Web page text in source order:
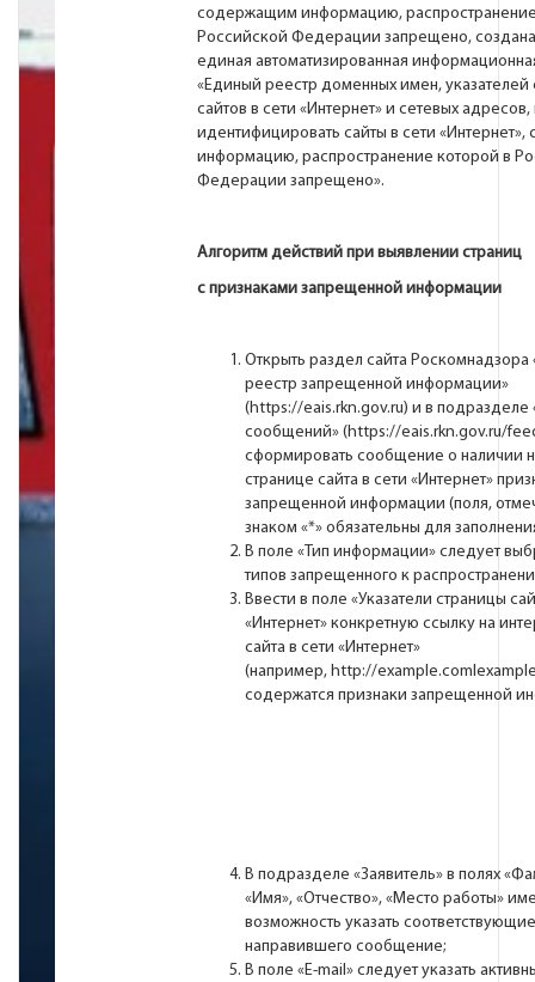
содержащим информацию,
Российской Федерации запрещено,
единая автоматизированная
«Единый реестр доменных имен, указателей
сайтов в сети «Интернет» и сетевых
идентифицировать сайты в сети
информацию, распространение которой в
Федерации запрещено».
Алгоритм действий при выявлении страниц
с признаками запрещенной информации
Открыть раздел сайта Роскомнадзора
реестр запрещенной информации»
( https://eais.rkn.gov.ru) и в подразделе
сообщений» ( https://eais.rkn.gov.ru/
сформировать cообщение о наличии
странице сайта в сети «Интернет»
запрещенной информации (поля,
знаком «*» обязательны для
В поле «Тип информации» следует
типов запрещенного к
Ввести в поле «Указатели страницы
«Интернет» конкретную ссылку на
сайта в сети «Интернет»
(например, http://
содержатся признаки запрещенной
В подразделе «Заявитель» в полях
«Имя», «Отчество», «Место работы»
возможность указать
направившего сообщение;
В поле «Е-mail» следует указать